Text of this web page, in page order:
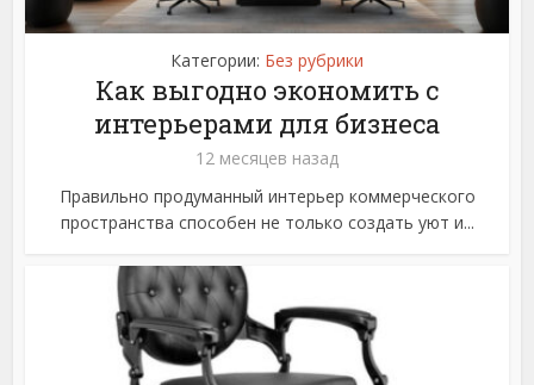
Категории: Без рубрики
Как выгодно экономить с
интерьерами для бизнеса
12 месяцев назад
Правильно продуманный интерьер коммерческого
пространства способен не только создать уют и...